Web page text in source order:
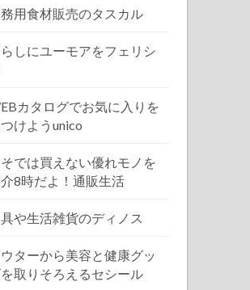
用食材販売のタスカル
しにユーモアをフェリシ
カタログでお気に入りを
つけようunico
では買えない優れモノを
8時だよ！通販生活
や生活雑貨のディノス
ターから美容と健康グッ
取りそろえるセシール